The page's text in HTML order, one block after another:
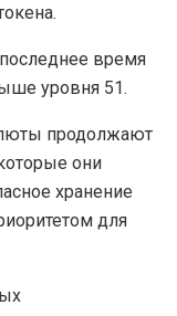
время
уровня 51.
продолжают
они
хранение
для